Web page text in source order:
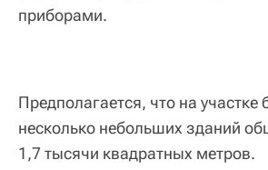
приборами.
Предполагается, что на участке
несколько небольших зданий
1,7 тысячи квадратных метров.